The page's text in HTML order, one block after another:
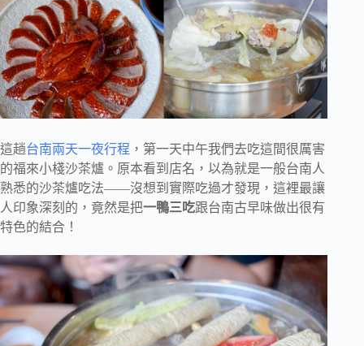
這趟台南兩天一夜行程 ，第一天中午我們去吃這間很厲害
的福來小棧沙茶爐。原本看到店名，以為就是一般台南人
熟悉的沙茶爐吃法——沒想到實際吃過才發現，這裡最讓
人印象深刻的，竟然是把一鴨三吃跟台南古早味做出很有
特色的結合！